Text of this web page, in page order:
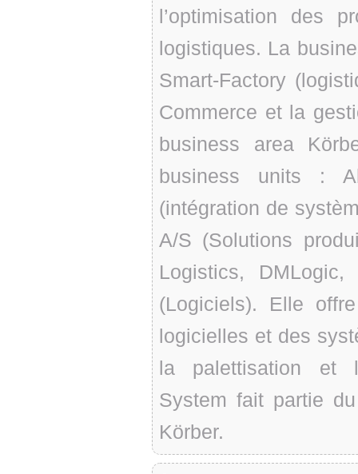
l’optimisation des
logistiques. La
Smart-Factory
Commerce et la
business area
business units :
(intégration de
A/S (Solutions
Logistics,
(Logiciels). Elle
logicielles et des
la palettisation et
System fait partie
Körber.